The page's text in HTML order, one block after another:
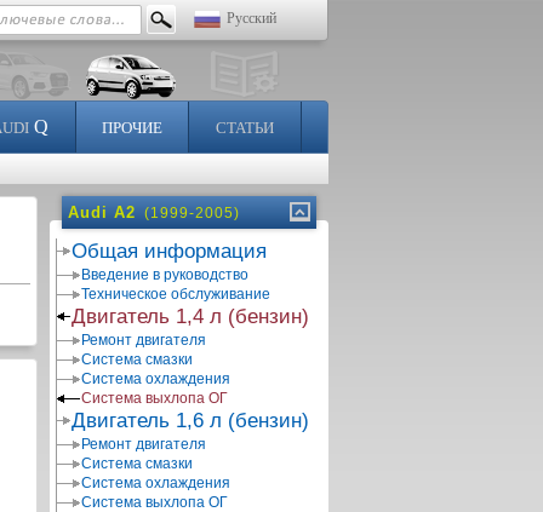
Русский
Q ПРОЧИЕ СТАТЬИ
Audi A2 (1999-2005)
Общая информация
Введение в руководство
Техническое обслуживание
Двигатель 1,4 л (бензин)
Ремонт двигателя
Система смазки
Система охлаждения
Система выхлопа ОГ
Двигатель 1,6 л (бензин)
Ремонт двигателя
Система смазки
Система охлаждения
Система выхлопа ОГ